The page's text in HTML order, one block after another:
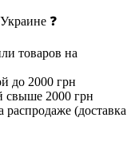
❓
товаров на
до 2000 грн
свыше 2000 грн
(доставка